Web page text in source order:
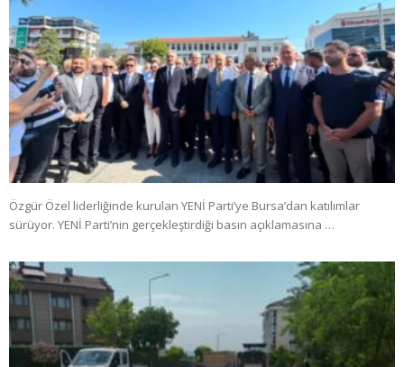
Özgür Özel liderliğinde kurulan YENİ Parti’ye Bursa’dan katılımlar
sürüyor. YENİ Parti’nin gerçekleştirdiği basın açıklamasına …